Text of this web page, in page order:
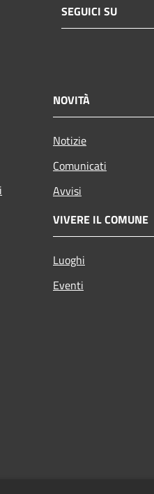
SEGUICI SU
NOVITÀ
Notizie
Comunicati
Avvisi
VIVERE IL COMUNE
Luoghi
Eventi